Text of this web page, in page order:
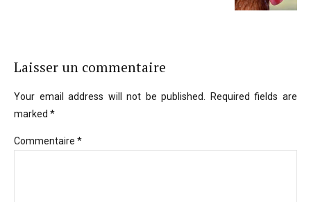
Laisser un commentaire
Your email address will not be published. Required fields are
marked *
Commentaire *